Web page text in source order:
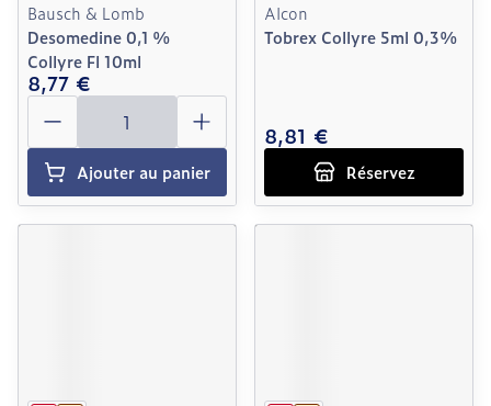
Bausch & Lomb
Desomedine 0,1 %
Collyre Fl 10ml
8,77 €
Quantité
Ajouter au panier
Alcon
Tobrex Collyre 5ml 0,3%
8,81 €
Réservez